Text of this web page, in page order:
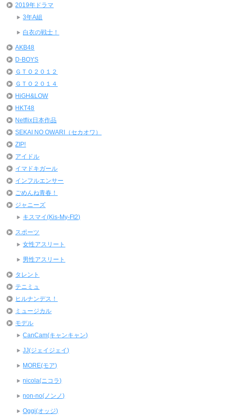
2019年ドラマ
3年A組
白衣の戦士！
AKB48
D-BOYS
ＧＴＯ２０１２
ＧＴＯ２０１４
HiGH&LOW
HKT48
Netflix日本作品
SEKAI NO OWARI（セカオワ）
ZIP!
アイドル
イマドキガール
インフルエンサー
ごめんね青春！
ジャニーズ
キスマイ(Kis-My-Ft2)
スポーツ
女性アスリート
男性アスリート
タレント
テニミュ
ヒルナンデス！
ミュージカル
モデル
CanCam(キャンキャン)
JJ(ジェイジェイ)
MORE(モア)
nicola(ニコラ)
non-no(ノンノ)
Oggi(オッジ)